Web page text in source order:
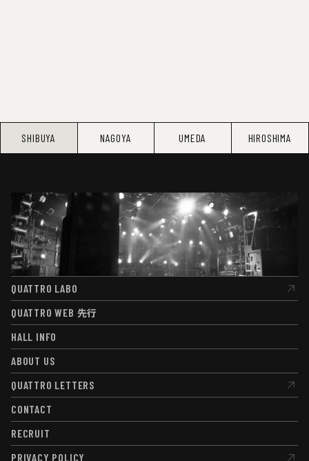
SHIBUYA NAGOYA UMEDA HIROSHIMA
QUATTRO LABO
QUATTRO LABO
QUATTRO WEB 先行
QUATTRO WEB先行
HALL INFO
HALL INFO
ABOUT US
ABOUT US
QUATTRO LETTERS
QUATTRO LETTERS
CONTACT
CONTACT
RECRUIT
RECRUIT
PRIVACY POLICY